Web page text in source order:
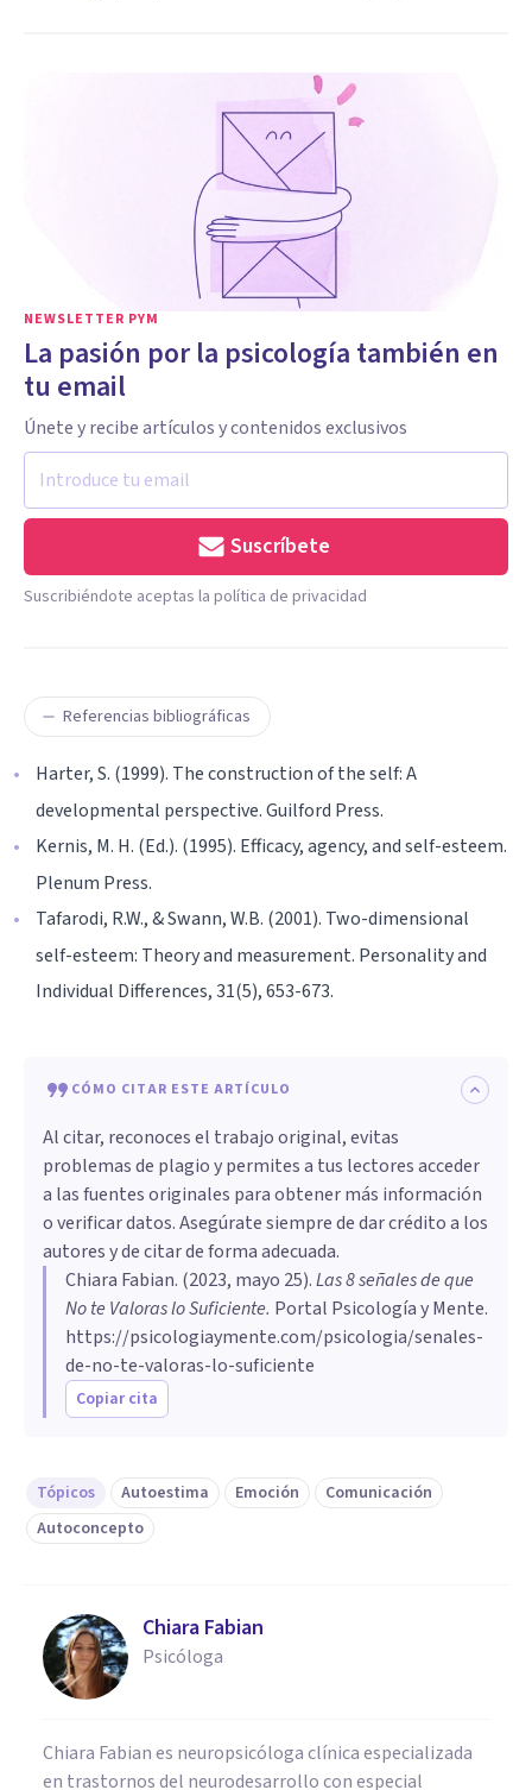
NEWSLETTER PYM
La pasión por la psicología también en
tu email
Únete y recibe artículos y contenidos exclusivos
Suscríbete
Suscribiéndote aceptas la política de privacidad
Referencias bibliográficas
Harter, S. (1999). The construction of the self: A
developmental perspective. Guilford Press.
Kernis, M. H. (Ed.). (1995). Efficacy, agency, and self-esteem.
Plenum Press.
Tafarodi, R.W., & Swann, W.B. (2001). Two-dimensional
self-esteem: Theory and measurement. Personality and
Individual Differences, 31(5), 653-673.
CÓMO CITAR ESTE ARTÍCULO
Al citar, reconoces el trabajo original, evitas
problemas de plagio y permites a tus lectores acceder
a las fuentes originales para obtener más información
o verificar datos. Asegúrate siempre de dar crédito a los
autores y de citar de forma adecuada.
Chiara Fabian. (2023, mayo 25).Las 8 señales de que
No te Valoras lo Suficiente. Portal Psicología y Mente.
https://psicologiaymente.com/psicologia/senales-
de-no-te-valoras-lo-suficiente
Copiar cita
Tópicos Autoestima Emoción
Comunicación
Autoconcepto
Chiara Fabian
Psicóloga
Chiara Fabian es neuropsicóloga clínica especializada
en trastornos del neurodesarrollo con especial